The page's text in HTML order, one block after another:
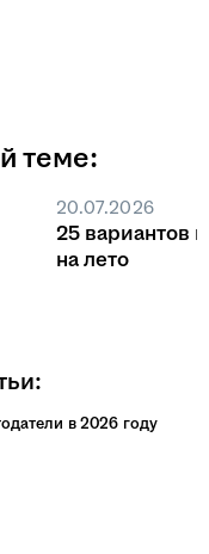
теме:
20.07.2026
25 вариантов
на лето
в 2026 году